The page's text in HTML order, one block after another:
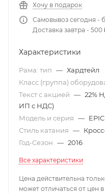
Хочу в подарок
Самовывоз сегодня -
Доставка завтра - 500
Характеристики
Рама: тип — Хардтейл
Класс (группа)
Текст с акцией — 22%
ИП с НДС)
Модель и серия — EPIC
Стиль катания —
Год-Сезон — 2016
Все характеристики
Цена действительна
может отличаться от цен